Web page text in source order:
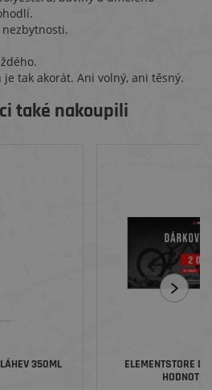
tak akorát. Ani volný, ani těsný.
také nakoupili
350ML
ELEMENTSTORE